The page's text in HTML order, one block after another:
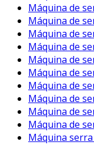
Máquina de
Máquina de
Máquina de
Máquina de
Máquina de
Máquina de
Máquina de
Máquina de
Máquina de
Máquina de
Máquina